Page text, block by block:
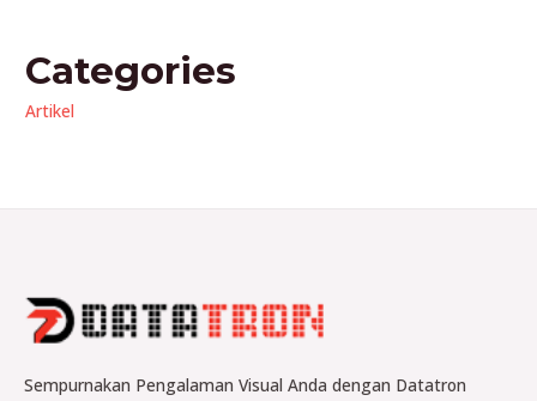
Categories
Artikel
Sempurnakan Pengalaman Visual Anda dengan Datatron